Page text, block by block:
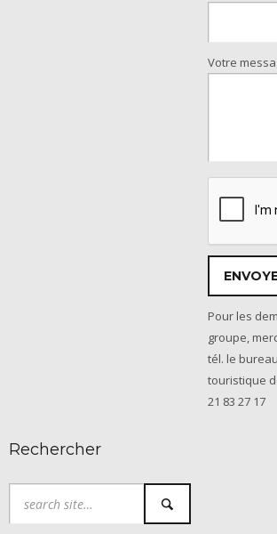
Votre
Pour les
groupe,
tél. le
touristique
21 83 27 17
Rechercher